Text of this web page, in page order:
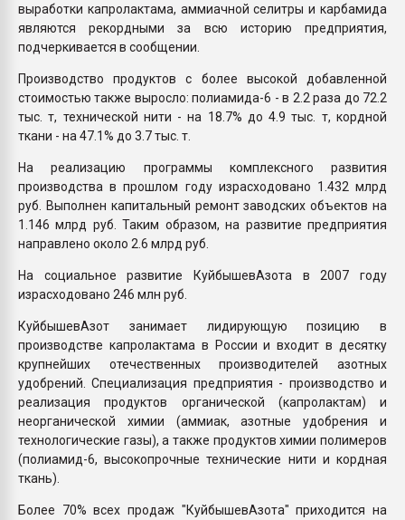
выработки капролактама, аммиачной селитры и карбамида
являются рекордными за всю историю предприятия,
подчеркивается в сообщении.
Производство продуктов с более высокой добавленной
стоимостью также выросло: полиамида-6 - в 2.2 раза до 72.2
тыс. т, технической нити - на 18.7% до 4.9 тыс. т, кордной
ткани - на 47.1% до 3.7 тыс. т.
На реализацию программы комплексного развития
производства в прошлом году израсходовано 1.432 млрд
руб. Выполнен капитальный ремонт заводских объектов на
1.146 млрд руб. Таким образом, на развитие предприятия
направлено около 2.6 млрд руб.
На социальное развитие КуйбышевАзота в 2007 году
израсходовано 246 млн руб.
КуйбышевАзот занимает лидирующую позицию в
производстве капролактама в России и входит в десятку
крупнейших отечественных производителей азотных
удобрений. Специализация предприятия - производство и
реализация продуктов органической (капролактам) и
неорганической химии (аммиак, азотные удобрения и
технологические газы), а также продуктов химии полимеров
(полиамид-6, высокопрочные технические нити и кордная
ткань).
Более 70% всех продаж "КуйбышевАзота" приходится на